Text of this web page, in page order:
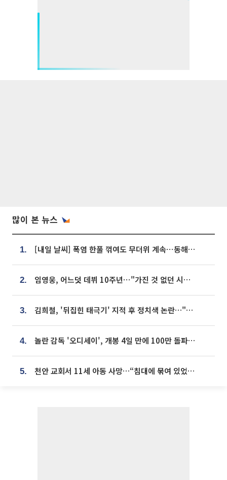
많이 본 뉴스
1. [내일 날씨] 폭염 한풀 꺾여도 무더위 계속⋯동해안 이틀 연속 비
2. 임영웅, 어느덧 데뷔 10주년⋯"가진 것 없던 시절, 내 앞엔 20명의 팬뿐"
3. 김희철, '뒤집힌 태극기' 지적 후 정치색 논란…"좌우 떠나 우리나라 국기"
4. 놀란 감독 '오디세이', 개봉 4일 만에 100만 돌파⋯'왕사남' 보다 빠르다
5. 천안 교회서 11세 아동 사망…“침대에 묶여 있었다” 진술 확보